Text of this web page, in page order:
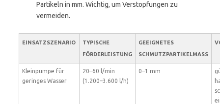
Partikeln in mm. Wichtig, um Verstopfungen zu
vermeiden.
EINSATZSZENARIO
TYPISCHE
FÖRDERLEISTUNG
GEEIGNETES
SCHMUTZPARTIKELMASS
Kleinpumpe für
geringes Wasser
20–60 l/min
(1.200–3.600 l/h)
0–1 mm